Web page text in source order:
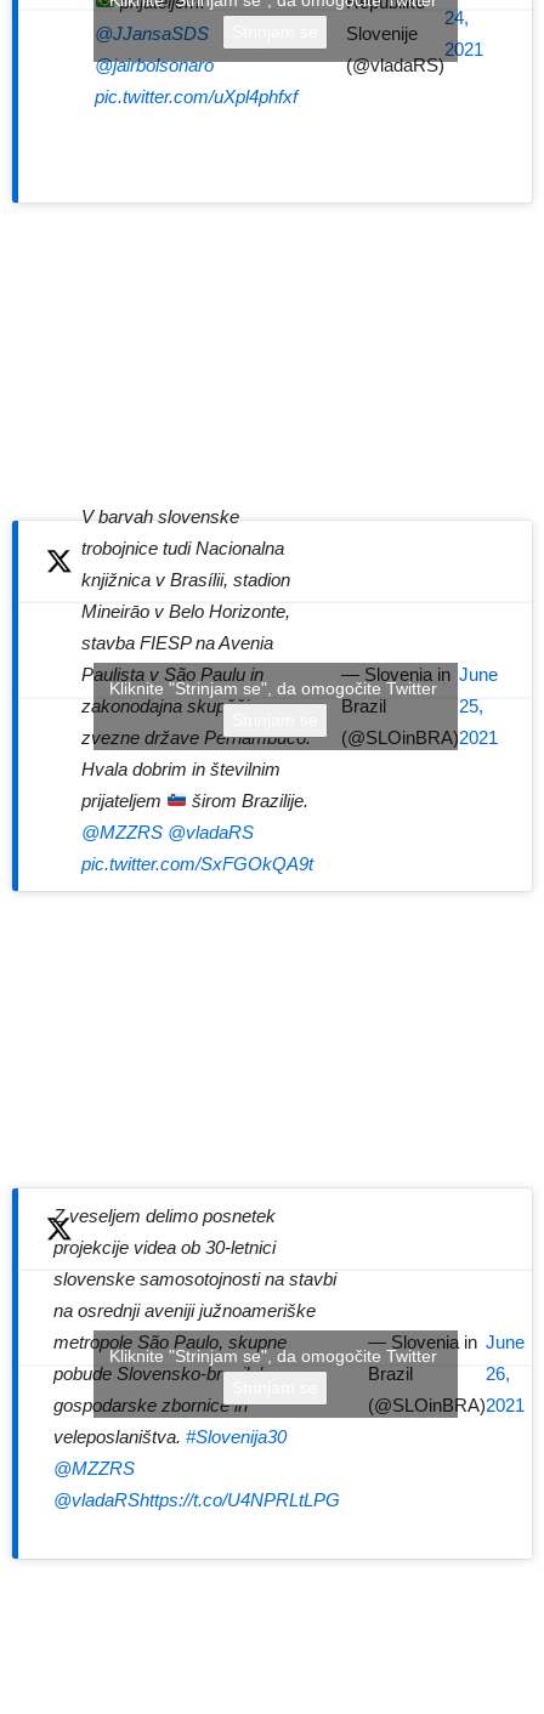
@JJansaSDS
@jairbolsonaro
pic.twitter.com/uXpl4phfxf
Slovenije
(@vladaRS)
24,
2021
V barvah slovenske
trobojnice tudi Nacionalna
knjižnica v Brasílii, stadion
Mineirāo v Belo Horizonte,
stavba FIESP na Avenia
Paulista v São Paulu in
zakonodajna skupščina
zvezne države Pernambuco.
Hvala dobrim in številnim
prijateljem
širom Brazilije.
@MZZRS @vladaRS
pic.twitter.com/SxFGOkQA9t
— Slovenia in
Brazil
(@SLOinBRA)
June
25,
2021
Kliknite "Strinjam se", da omogočite Twitter
Z veseljem delimo posnetek
projekcije videa ob 30-letnici
slovenske samosotojnosti na stavbi
na osrednji aveniji južnoameriške
metropole São Paulo, skupne
pobude Slovensko-brazilske
gospodarske zbornice in
veleposlaništva. #Slovenija30
@MZZRS
@vladaRShttps://t.co/U4NPRLtLPG
— Slovenia in
Brazil
(@SLOinBRA)
June
26,
2021
Kliknite "Strinjam se", da omogočite Twitter